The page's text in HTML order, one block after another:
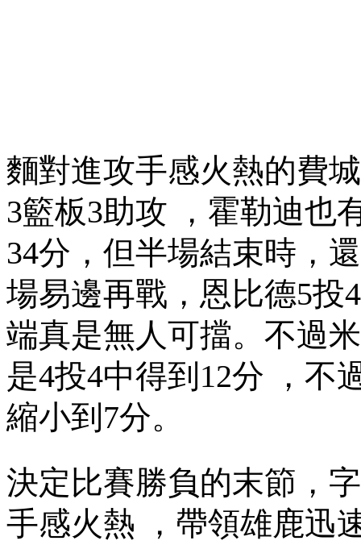
麵對進攻手感火熱的費城
3籃板3助攻 ，霍勒迪也
34分，但半場結束時 
場易邊再戰，恩比德5
端真是無人可擋。不
是4投4中得到12分  ，不
縮小到7分。
決定比賽勝負的末節，
手感火熱  ，帶領雄鹿迅